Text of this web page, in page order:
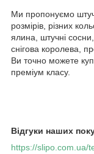
Ми пропонуємо
розмірів, різних
ялина, штучні
снігова королева,
Ви точно можете
преміум класу.
Відгуки наших
https://slipo.com.ua/